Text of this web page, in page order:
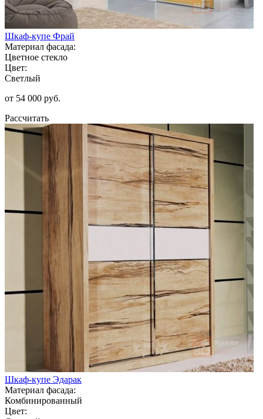
Шкаф-купе Фрай
Материал фасада:
Цветное стекло
Цвет:
Светлый
от 54 000 руб.
Рассчитать
Шкаф-купе Эдарак
Материал фасада:
Комбинированный
Цвет: